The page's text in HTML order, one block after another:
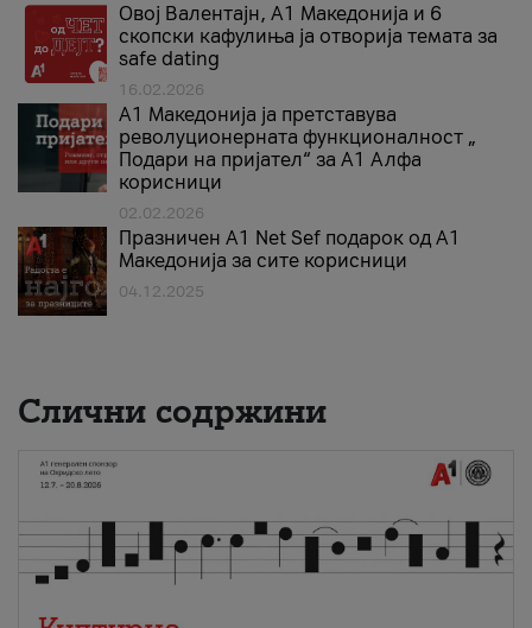
Овој Валентајн, A1 Македонија и 6
скопски кафулиња ја отворија темата за
safe dating
16.02.2026
А1 Македонија ја претставува
револуционерната функционалност „
Подари на пријател“ за А1 Алфа
корисници
02.02.2026
Празничен A1 Net Sеf подарок од А1
Македонија за сите корисници
04.12.2025
Слични содржини